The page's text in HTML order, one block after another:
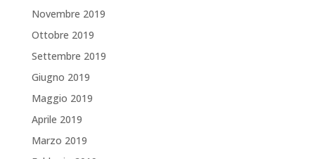
Novembre 2019
Ottobre 2019
Settembre 2019
Giugno 2019
Maggio 2019
Aprile 2019
Marzo 2019